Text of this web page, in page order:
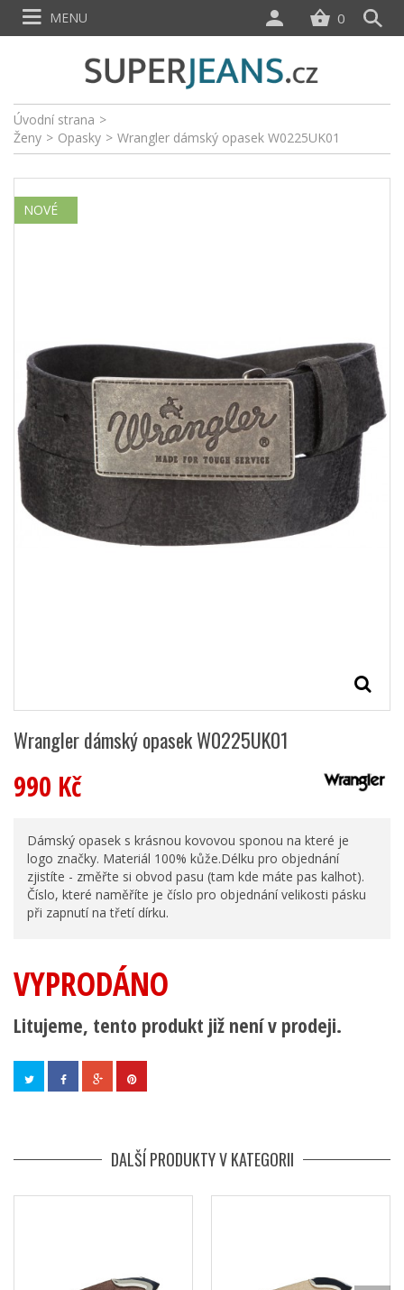
Úvodní strana >
Ženy > Opasky > Wrangler dámský opasek W0225UK01
NOVÉ
Wrangler dámský opasek W0225UK01
990 Kč
Dámský opasek s krásnou kovovou sponou na které je
logo značky. Materiál 100% kůže.Délku pro objednání
zjistíte - změřte si obvod pasu (tam kde máte pas kalhot).
Číslo, které naměříte je číslo pro objednání velikosti pásku
při zapnutí na třetí dírku.
VYPRODÁNO
Litujeme, tento produkt již není v prodeji.
DALŠÍ PRODUKTY V KATEGORII
0
MENU